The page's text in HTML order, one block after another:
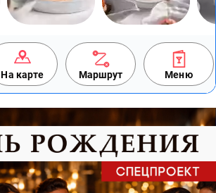
На карте Маршрут Меню